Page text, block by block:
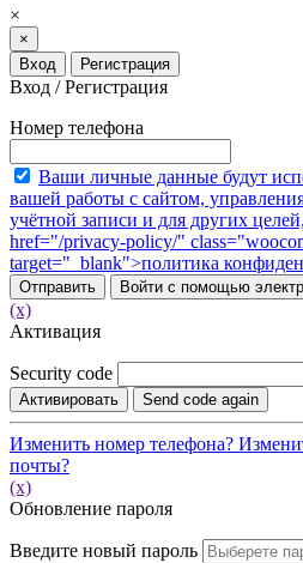
×
×
Вход
Регистрация
Вход / Регистрация
Номер телефона
Ваши личные данные будут
вашей работы с сайтом,
учётной записи и для других
href="/privacy-policy/"
target="_blank">политика
Отправить Войти с помощью
(x)
Активация
Security code
Активировать Send code again
Изменить номер телефона?
почты?
(x)
Обновление пароля
Введите новый пароль